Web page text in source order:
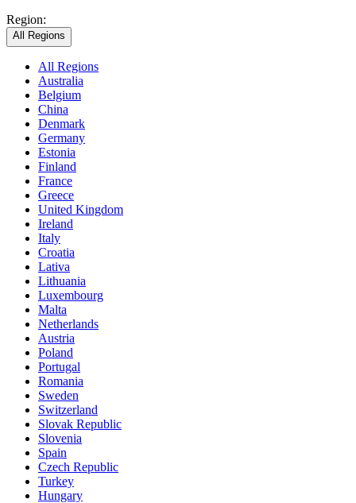
Region:
All Regions
All Regions
Australia
Belgium
China
Denmark
Germany
Estonia
Finland
France
Greece
United Kingdom
Ireland
Italy
Croatia
Lativa
Lithuania
Luxembourg
Malta
Netherlands
Austria
Poland
Portugal
Romania
Sweden
Switzerland
Slovak Republic
Slovenia
Spain
Czech Republic
Turkey
Hungary